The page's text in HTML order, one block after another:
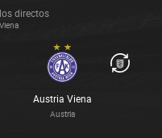
directos
Austria Viena
Austria